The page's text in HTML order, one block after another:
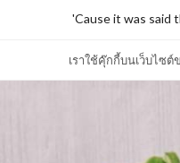
เราใช้คุ๊กกี้บนเว็บไซ
'Cause it was said